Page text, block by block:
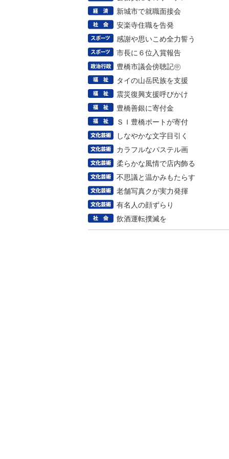
新城市で就職面接会
安楽寺住職を告発
感謝や思いこめ全力誓う
市長に６位入賞報告
豊橋市議会傍聴記㊥
タイの山岳民族を支援
震災復興支援呼びかけ
豊橋善銀に寄付金
ＳＩ豊橋ポートが寄付
しなやかな文字目引く
カラフルなパステル画
柔らかな風情で店内飾る
不思議と温かみもたらす
老舗写真クが実力発揮
有名人の顔ずらり
飲酒運転撲滅を